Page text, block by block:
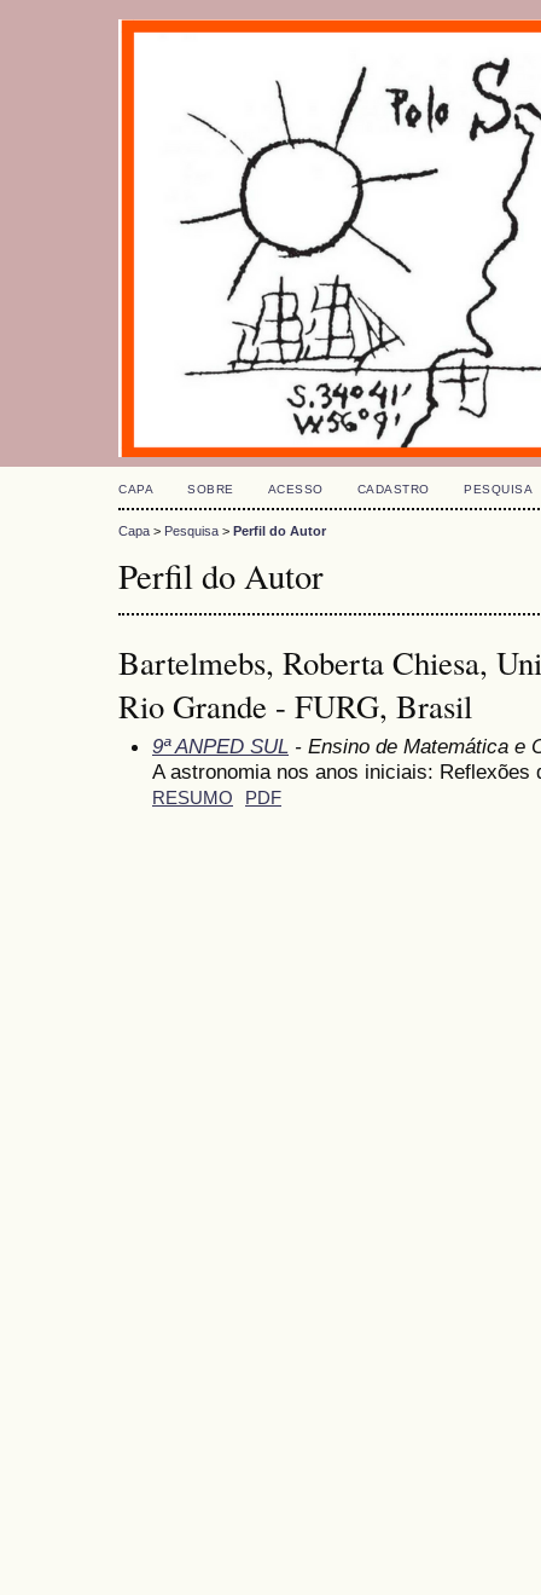
CAPA SOBRE ACESSO CADASTRO PESQUISA
Capa > Pesquisa > Perfil do Autor
Perfil do Autor
Bartelmebs, Roberta Chiesa,
Rio Grande - FURG, Brasil
9ª ANPED SUL - Ensino de Matemática e
A astronomia nos anos iniciais: Reflexões
RESUMO PDF